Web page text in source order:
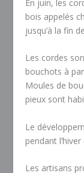
En juin, les
bois appelés
jusqu’à la fin
Les cordes
bouchots à
Moules de
pieux sont
Le
pendant
Les artisans